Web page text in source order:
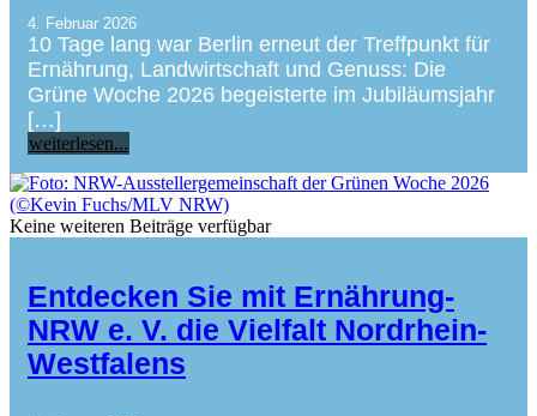
4. Februar 2026
10 Tage lang war Berlin erneut der Treffpunkt für
Ernährung, Landwirtschaft und Genuss: Die
Grüne Woche 2026 begeisterte im Jubiläumsjahr
[…]
weiterlesen...
Keine weiteren Beiträge verfügbar
Entdecken Sie mit Ernährung-
NRW e. V. die Vielfalt Nordrhein-
Westfalens